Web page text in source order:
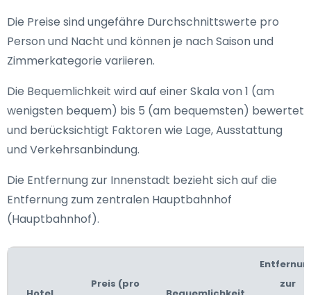
Die Preise sind ungefähre Durchschnittswerte pro
Person und Nacht und können je nach Saison und
Zimmerkategorie variieren.
Die Bequemlichkeit wird auf einer Skala von 1 (am
wenigsten bequem) bis 5 (am bequemsten) bewertet
und berücksichtigt Faktoren wie Lage, Ausstattung
und Verkehrsanbindung.
Die Entfernung zur Innenstadt bezieht sich auf die
Entfernung zum zentralen Hauptbahnhof
(Hauptbahnhof).
Preis (pro
zur